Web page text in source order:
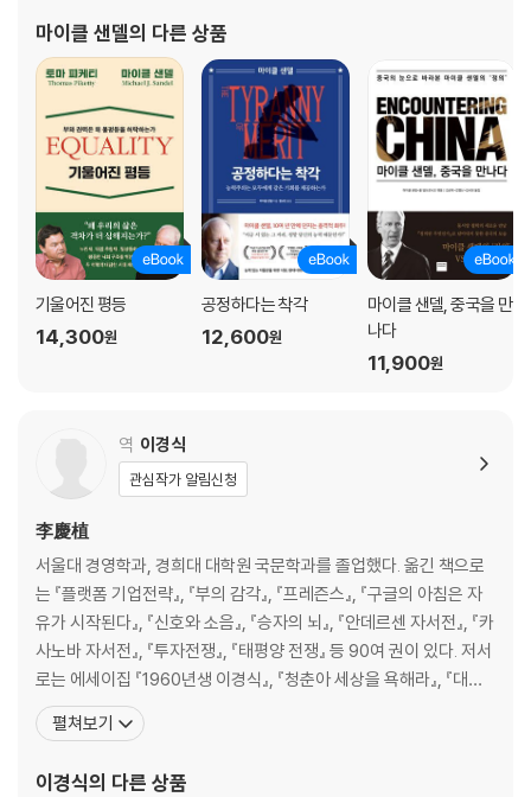
것들』 『정치와 도덕을 말하다』 『완벽에 대한
마이클 샌델의 다른 상품
기울어진 평등
14,300원
공정하다는 착각
12,600원
마이클 샌델, 중국을 만
나다
11,900원
역 이경식
관심작가 알림신청
李慶植
서울대 경영학과, 경희대 대학원 국문학과를 졸업했다. 옮긴 책으로
는 『플랫폼 기업전략』, 『부의 감각』, 『프레즌스』, 『구글의 아침은 자
유가 시작된다』, 『신호와 소음』, 『승자의 뇌』, 『안데르센 자서전』, 『카
사노바 자서전』, 『투자전쟁』, 『태평양 전쟁』 등 90여 권이 있다. 저서
로는 에세이집 『1960년생 이경식』, 『청춘아 세상을 욕해라』, 『대한
민국 깡통경제학』, 『미쳐서 살고 정신 들어 죽다』, 『나는 아버지다』,
소설 『상인의 전쟁』, 평전 『이건희 스토리』 등이 있고, 영화 「개 같은
펼쳐보기
이경식의 다른 상품